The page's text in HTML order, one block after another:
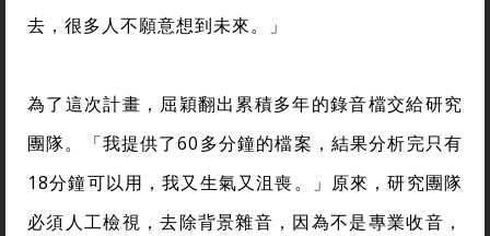
去，很多人不願意想到未來。」
為了這次計畫，屈穎翻出累積多年的錄音檔交給研究
團隊。「我提供了60多分鐘的檔案，結果分析完只有
18分鐘可以用，我又生氣又沮喪。」原來，研究團隊
必須人工檢視，去除背景雜音，因為不是專業收音，